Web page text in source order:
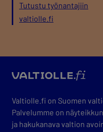
Tutustu työnantajiin
valtiolle.fi
valtio
Valtiolle.fi on Suomen
Palvelumme on
ja hakukanava valtion